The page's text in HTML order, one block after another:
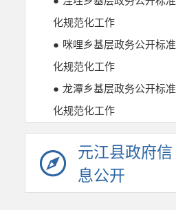
化规范化工作
● 咪哩乡基层政务公开标准
化规范化工作
● 龙潭乡基层政务公开标准
化规范化工作
元江县政府信
息公开